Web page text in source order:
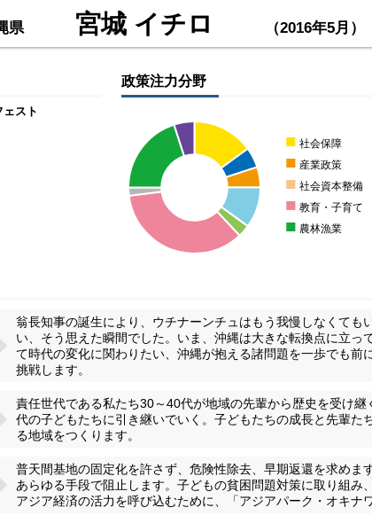
県 宮城 イチロ （2016年5月）
スト
政策注力分野
■ 社会保障
■ 産業政策
■ 社会資本整備
■ 教育・子育て
■ 農林漁業
翁長知事の誕生により、ウチナーンチュはもう我慢しなくても
い、そう思えた瞬間でした。いま、沖縄は大きな転換点に立っ
て時代の変化に関わりたい、沖縄が抱える諸問題を一歩でも前
挑戦します。
責任世代である私たち30～40代が地域の先輩から歴史を受け
代の子どもたちに引き継いでいく。子どもたちの成長と先輩た
る地域をつくります。
普天間基地の固定化を許さず、危険性除去、早期返還を求めま
あらゆる手段で阻止します。子どもの貧困問題対策に取り組み
アジア経済の活力を呼び込むために、「アジアパーク・オキナ